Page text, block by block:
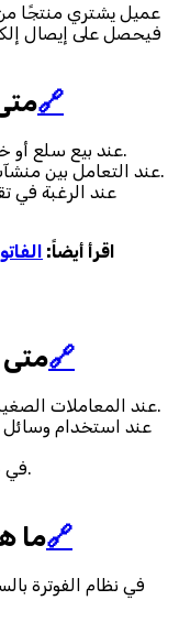
عميل يشتري منتجًا من
فيحصل على إيصال
🔗
عند بيع سلع أو خدمات تخضع لضريبة القيمة المضافة.
عند التعامل بين منشآت مسجلة في ضريبة القيمة المضافة.
عند الرغبة في
اقرأ أيضاً:
متى🔗
عند المعاملات الصغيرة أو المباشرة مع المستهلك النهائي.
عند استخدام وسائل
في حالات الدفع المسبق أو عربون بسيط.
ما🔗
في نظام الفوترة